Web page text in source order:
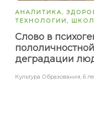
АНАЛИТИКА,
ТЕХНОЛОГИИ,
Слово в
деградации
Культура Образования, 6